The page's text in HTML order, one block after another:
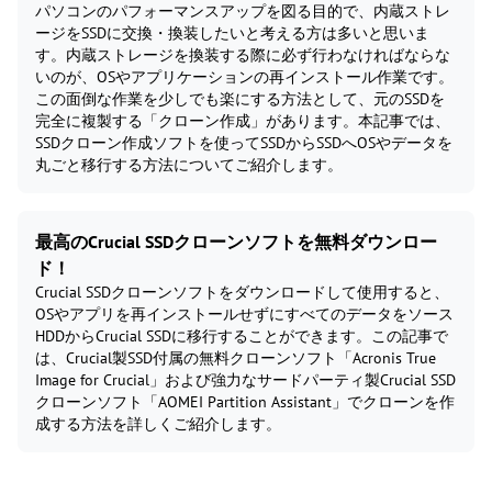
パソコンのパフォーマンスアップを図る目的で、内蔵ストレ
ージをSSDに交換・換装したいと考える方は多いと思いま
す。内蔵ストレージを換装する際に必ず行わなければならな
いのが、OSやアプリケーションの再インストール作業です。
この面倒な作業を少しでも楽にする方法として、元のSSDを
完全に複製する「クローン作成」があります。本記事では、
SSDクローン作成ソフトを使ってSSDからSSDへOSやデータを
丸ごと移行する方法についてご紹介します。
最高のCrucial SSDクローンソフトを無料ダウンロー
ド！
Crucial SSDクローンソフトをダウンロードして使用すると、
OSやアプリを再インストールせずにすべてのデータをソース
HDDからCrucial SSDに移行することができます。この記事で
は、Crucial製SSD付属の無料クローンソフト「Acronis True
Image for Crucial」および強力なサードパーティ製Crucial SSD
クローンソフト「AOMEI Partition Assistant」でクローンを作
成する方法を詳しくご紹介します。